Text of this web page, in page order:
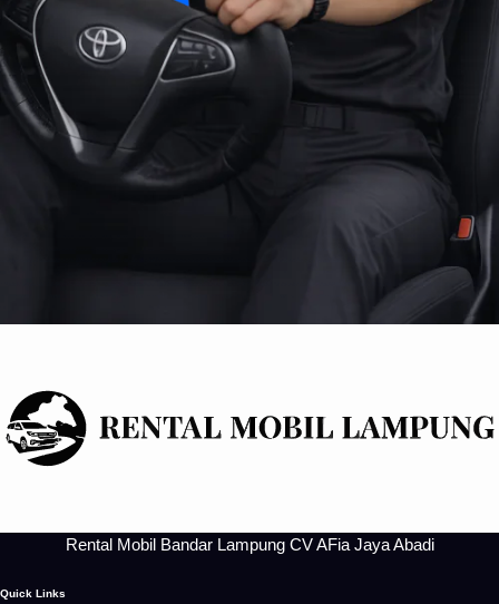
Rental Mobil Bandar Lampung CV AFia Jaya Abadi
Quick Links